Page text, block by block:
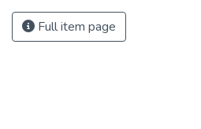
Full item page